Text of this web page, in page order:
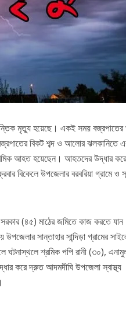
মৃত্যু হয়েছে। একই সময় বজ্রপাতের
বিকট শব্দ ও আলোর ঝলকানিতে
আহত হয়েছেন। আহতদের উদ্ধার করে
বিকেলে উপজেলার বরবরিয়া গ্রামে ও
সরকার (৪৫) মাঠের জমিতে কাজ করতে
সান্তাহার সান্দিড়া গ্রামের
ঘটনাস্থলে শ্রমিক পপি রানী (৩০),
করে দ্রুত আদমদীঘি উপজেলা স্বাস্থ্য